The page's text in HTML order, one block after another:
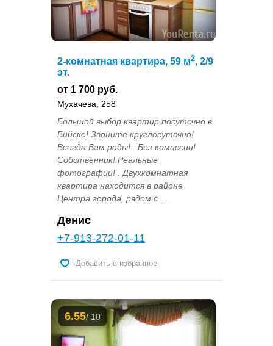
2-комнатная квартира, 59 м2, 2/9
эт.
от 1 700 руб.
Мухачева, 258
Большой выбор квартир посуточно в
Бийске! Звоните круглосуточно!
Всегда Вам рады! . Без комиссии!
Собственник! Реальные
фотографии! . Двухкомнатная
квартира находится в районе
Центра города, рядом с ...
Денис
+7-913-272-01-11
Добавить в избранное
6.55/ 10